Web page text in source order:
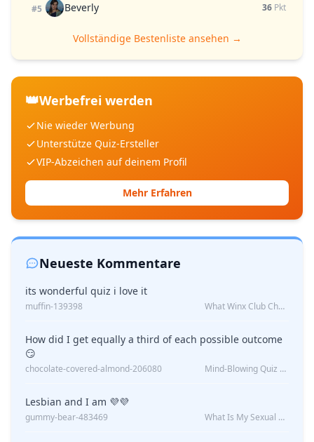
#5 Beverly 36 Pkt
Vollständige Bestenliste ansehen →
👑Werbefrei werden
Nie wieder Werbung
Unterstütze Quiz-Ersteller
VIP-Abzeichen auf deinem Profil
Mehr Erfahren
Neueste Kommentare
its wonderful quiz i love it
muffin-139398 What Winx Club Character Are You?
How did I get equally a third of each possible outcome
😏
chocolate-covered-almond-206080 Mind-Blowing Quiz Reveals: Will I Be Alone Forever?
Lesbian and I am 💜💜
gummy-bear-483469 What Is My Sexual Orientation: Uncovered